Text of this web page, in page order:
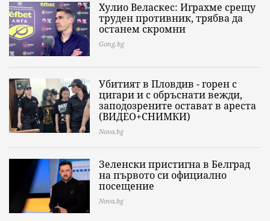
Хулио Веласкес: Играхме срещу
труден противник, трябва да
останем скромни
Gong.bg
Убитият в Пловдив - горен с
цигари и с обръснати вежди,
заподозрените остават в ареста
(ВИДЕО+СНИМКИ)
Nova.bg
Зеленски пристигна в Белград
на първото си официално
посещение
Nova.bg